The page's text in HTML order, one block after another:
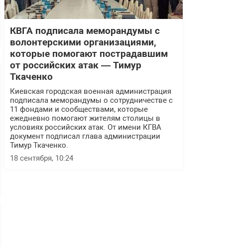
КВГА подписала меморандумы с
волонтерскими организациями,
которые помогают пострадавшим
от российских атак — Тимур
Ткаченко
Киевская городская военная администрация
подписала меморандумы о сотрудничестве с
11 фондами и сообществами, которые
ежедневно помогают жителям столицы в
условиях российских атак. От имени КГВА
документ подписал глава администрации
Тимур Ткаченко.
18 сентября, 10:24